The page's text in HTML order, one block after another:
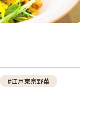
#江戸東京野菜